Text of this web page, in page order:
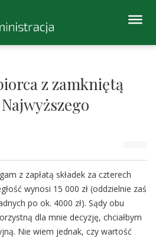
z zamkniętą
z zapłatą składek za czterech
wynosi 15 000 zł (oddzielnie zaś
po ok. 4000 zł). Sądy obu
dla mnie decyzję, chciałbym
Nie wiem jednak, czy wartość